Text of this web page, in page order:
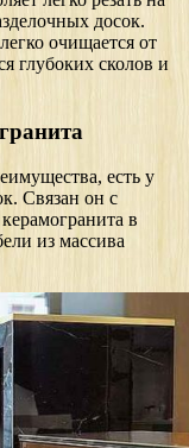
досок.
очищается от
глубоких сколов и
есть у
Связан он с
в
из массива